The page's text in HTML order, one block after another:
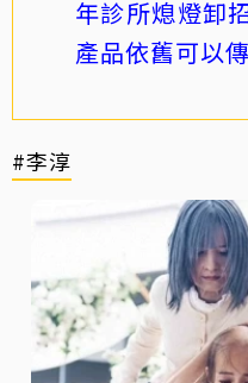
年診所熄燈卸
產品依舊可以
#李淳